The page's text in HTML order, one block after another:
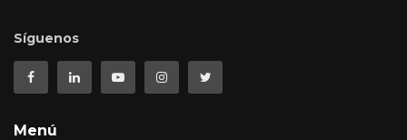
Síguenos
Menú